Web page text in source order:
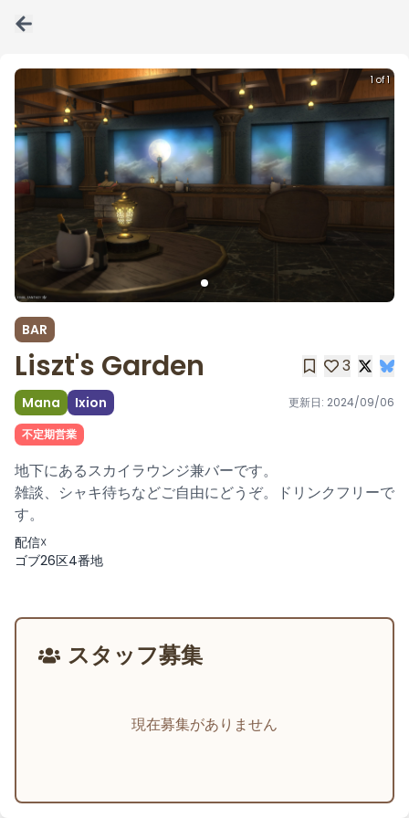
1 of 1
BAR
Liszt's Garden 3
Mana Ixion 更新日: 2024/09/06
不定期営業
地下にあるスカイラウンジ兼バーです。
雑談、シャキ待ちなどご自由にどうぞ。ドリンクフリーで
す。
配信☓
ゴブ26区4番地
スタッフ募集
現在募集がありません